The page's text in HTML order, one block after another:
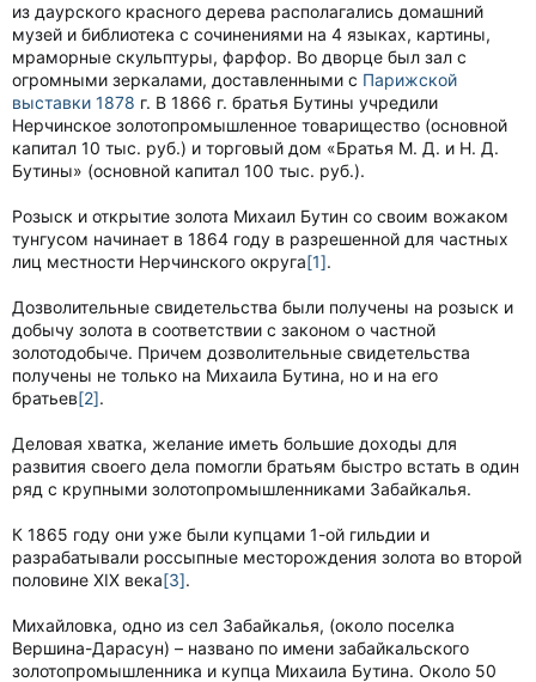
из даурского красного дерева располагались домашний
музей и библиотека с сочинениями на 4 языках, картины,
мраморные скульптуры, фарфор. Во дворце был зал с
огромными зеркалами, доставленными с Парижской
выставки 1878 г. В 1866 г. братья Бутины учредили
Нерчинское золотопромышленное товарищество (основной
капитал 10 тыс. руб.) и торговый дом «Братья М. Д. и Н. Д.
Бутины» (основной капитал 100 тыс. руб.).
Розыск и открытие золота Михаил Бутин со своим вожаком
тунгусом начинает в 1864 году в разрешенной для частных
лиц местности Нерчинского округа[1].
Дозволительные свидетельства были получены на розыск и
добычу золота в соответствии с законом о частной
золотодобыче. Причем дозволительные свидетельства
получены не только на Михаила Бутина, но и на его
братьев[2].
Деловая хватка, желание иметь большие доходы для
развития своего дела помогли братьям быстро встать в один
ряд с крупными золотопромышленниками Забайкалья.
К 1865 году они уже были купцами 1-ой гильдии и
разрабатывали россыпные месторождения золота во второй
половине XIX века[3].
Михайловка, одно из сел Забайкалья, (около поселка
Вершина-Дарасун) – названо по имени забайкальского
золотопромышленника и купца Михаила Бутина. Около 50